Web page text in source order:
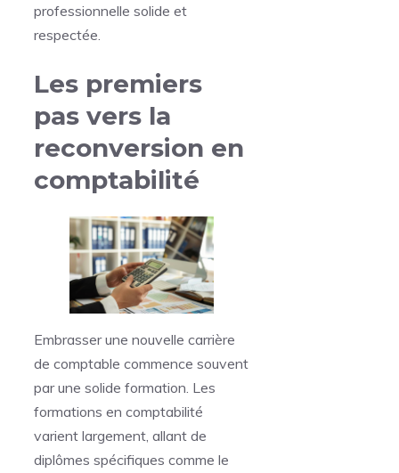
professionnelle solide et
respectée.
Les premiers
pas vers la
reconversion en
comptabilité
Embrasser une nouvelle carrière
de comptable commence souvent
par une solide formation. Les
formations en comptabilité
varient largement, allant de
diplômes spécifiques comme le